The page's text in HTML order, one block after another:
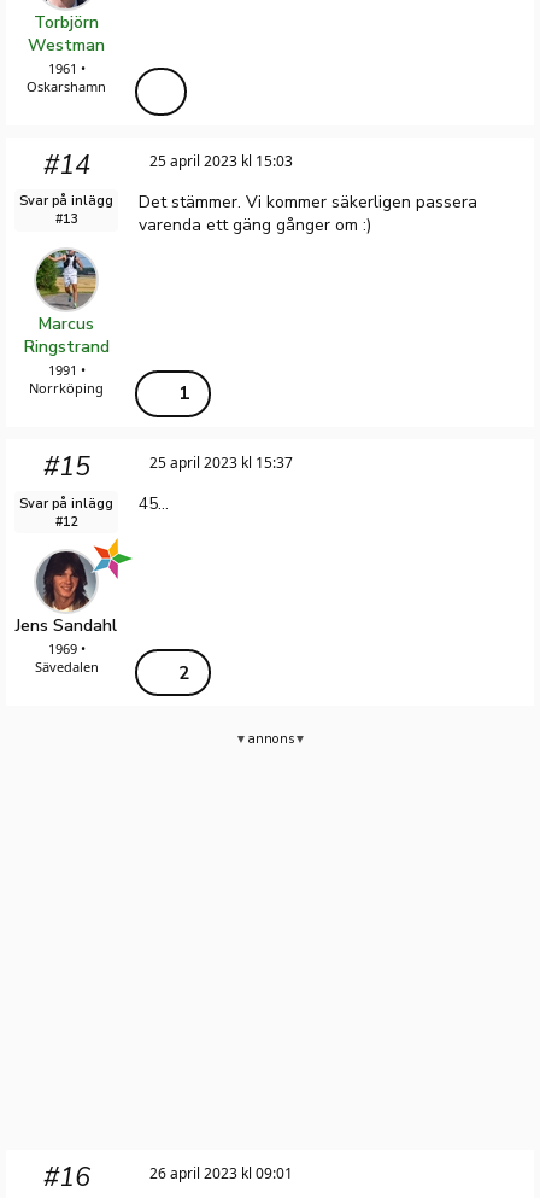
Torbjörn
Westman
1961 •
Oskarshamn
#14
Svar på inlägg
#13
Marcus
Ringstrand
1991 •
Norrköping
25 april 2023 kl 15:03
Det stämmer. Vi kommer säkerligen passera
varenda ett gäng gånger om :)
1
#15
Svar på inlägg
#12
Jens Sandahl
1969 •
Sävedalen
25 april 2023 kl 15:37
45...
2
annons
#16 26 april 2023 kl 09:01